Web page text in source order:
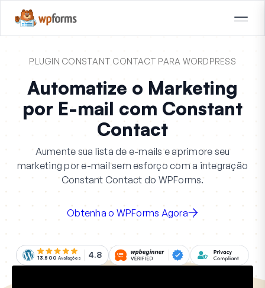
PLUGIN CONSTANT CONTACT PARA WORDPRESS
Automatize o Marketing
por E-mail com Constant
Contact
Aumente sua lista de e-mails e aprimore seu
marketing por e-mail sem esforço com a integração
Constant Contact do WPForms.
Obtenha o WPForms Agora
13.500 Avaliações 4.8